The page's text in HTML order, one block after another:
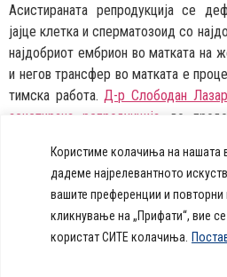
Користиме колачиња на нашата
дадеме најрелевантното
вашите преференции и повторни
кликнување на „Прифати“, вие
користат СИТЕ колачиња.
Асистираната репродукција се
јајце клетка и сперматозоид со
најдобриот ембрион во матката на
и негов трансфер во матката е
тимска работа. Д-р Слободан
асистирана репродукција , во
методи и фактори кои ги
Daily Dose
callcenter@acibademsistina.mk
+ 389 2 30 99 500